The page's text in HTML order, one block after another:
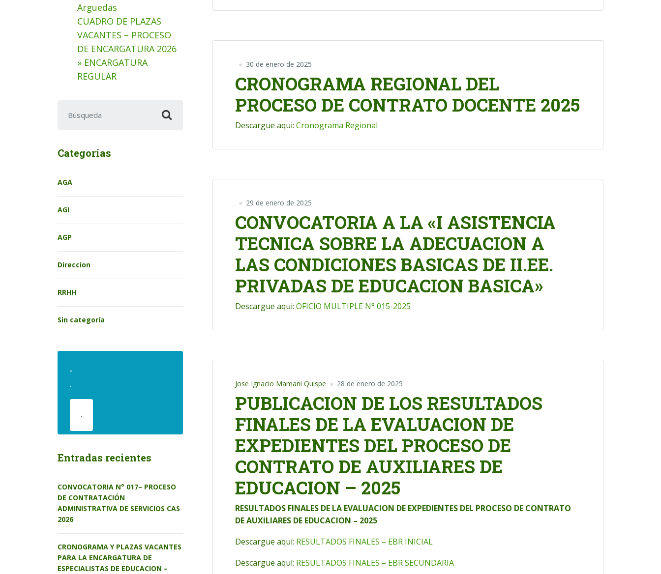
30 de enero de 2025
CRONOGRAMA REGIONAL DEL
PROCESO DE CONTRATO DOCENTE 2025
Descargue aqui: Cronograma Regional
29 de enero de 2025
CONVOCATORIA A LA «I ASISTENCIA
TECNICA SOBRE LA ADECUACION A
LAS CONDICIONES BASICAS DE II.EE.
PRIVADAS DE EDUCACION BASICA»
Descargue aqui: OFICIO MULTIPLE N° 015-2025
Jose Ignacio Mamani Quispe 28 de enero de 2025
PUBLICACION DE LOS RESULTADOS
FINALES DE LA EVALUACION DE
EXPEDIENTES DEL PROCESO DE
CONTRATO DE AUXILIARES DE
EDUCACION – 2025
RESULTADOS FINALES DE LA EVALUACION DE EXPEDIENTES DEL PROCESO DE CONTRATO
DE AUXILIARES DE EDUCACION – 2025
Descargue aquí: RESULTADOS FINALES – EBR INICIAL
Descargue aquí: RESULTADOS FINALES – EBR SECUNDARIA
Arguedas
CUADRO DE PLAZAS
VACANTES – PROCESO
DE ENCARGATURA 2026
» ENCARGATURA
REGULAR
Categorías
AGA
AGI
AGP
Direccion
RRHH
Sin categoría
.
.
.
Entradas recientes
CONVOCATORIA N° 017– PROCESO
DE CONTRATACIÓN
ADMINISTRATIVA DE SERVICIOS CAS
2026
CRONOGRAMA Y PLAZAS VACANTES
PARA LA ENCARGATURA DE
ESPECIALISTAS DE EDUCACION –